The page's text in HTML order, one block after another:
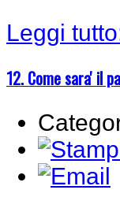
Leggi
12. Come sara' il